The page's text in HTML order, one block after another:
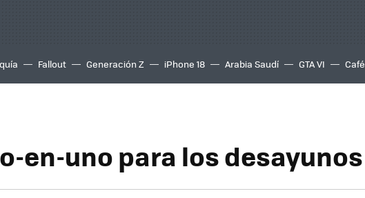
Fallout Generación Z iPhone 18 Arabia Saudí GTA VI Café
en-uno para los desayunos